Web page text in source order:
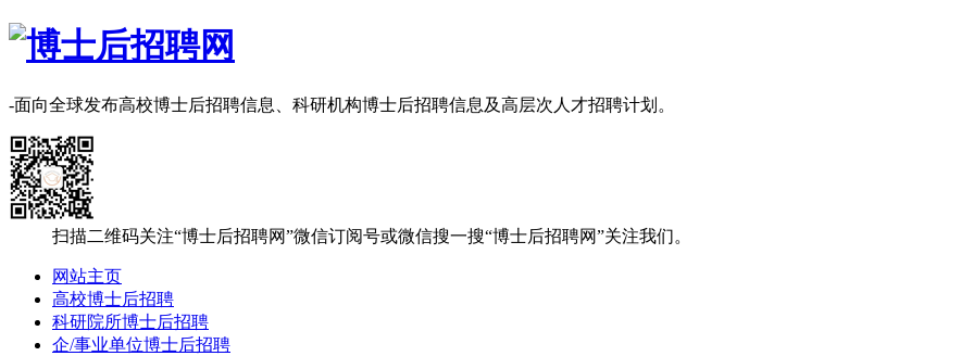
-面向全球发布高校博士后招聘信息、科研机构博士后招聘信息及高层次人才招聘计划。
扫描二维码关注“博士后招聘网”微信订阅号或微信搜一搜“博士后招聘网”关注我们。
网站主页
高校博士后招聘
科研院所博士后招聘
企/事业单位博士后招聘